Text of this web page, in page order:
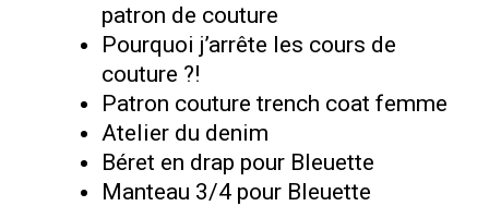
patron de couture
Pourquoi j’arrête les cours de
couture ?!
Patron couture trench coat femme
Atelier du denim
Béret en drap pour Bleuette
Manteau 3/4 pour Bleuette